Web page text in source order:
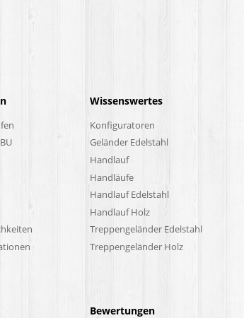
Wissenswertes
Konfiguratoren
Geländer Edelstahl
Handlauf
Handläufe
Handlauf Edelstahl
Handlauf Holz
Treppengeländer Edelstahl
Treppengeländer Holz
Bewertungen